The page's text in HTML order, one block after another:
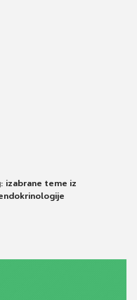
izabrane teme iz